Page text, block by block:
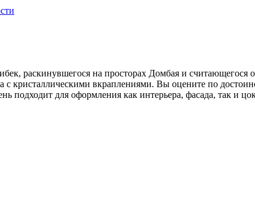
раскинувшегося на просторах Домбая и считающегося
кристаллическими вкраплениями. Вы оцените по
подходит для оформления как интерьера, фасада, так и